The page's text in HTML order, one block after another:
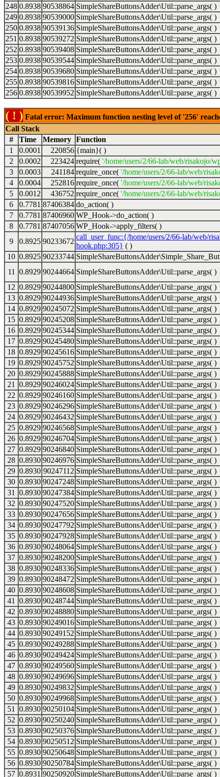
248 0.8938 90538864 SimpleShareButtonsAdder\Util::parse_args( )
249 0.8938 90539000 SimpleShareButtonsAdder\Util::parse_args( )
250 0.8938 90539136 SimpleShareButtonsAdder\Util::parse_args( )
251 0.8938 90539272 SimpleShareButtonsAdder\Util::parse_args( )
252 0.8938 90539408 SimpleShareButtonsAdder\Util::parse_args( )
253 0.8938 90539544 SimpleShareButtonsAdder\Util::parse_args( )
254 0.8938 90539680 SimpleShareButtonsAdder\Util::parse_args( )
255 0.8938 90539816 SimpleShareButtonsAdder\Util::parse_args( )
256 0.8938 90539952 SimpleShareButtonsAdder\Util::parse_args( )
( ! ) Fatal error: Maximum function nesting level of '256'
Call Stack
#
Time Memory Function
1
0.0001 220856 {main}( )
2
0.0002 223424 require( '/home/users/2/66-lab/web/risakojo/
3
0.0003 241184 require_once( '/home/users/2/66-lab/web/
4
0.0004 252816 require_once( '/home/users/2/66-lab/web/
5
0.0012 436752 require_once( '/home/users/2/66-lab/web/
6
0.7781 87406384 do_action( )
7
0.7781 87406960 WP_Hook->do_action( )
8
0.7781 87407056 WP_Hook->apply_filters( )
9
0.8925 90233672
call_user_func:{/home/users/2/66-lab/web/
hook.php:305} ( )
10 0.8925 90233744
11
0.8929 90244664 SimpleShareButtonsAdder\Util::parse_args( )
12 0.8929 90244800 SimpleShareButtonsAdder\Util::parse_args( )
13 0.8929 90244936 SimpleShareButtonsAdder\Util::parse_args( )
14 0.8929 90245072 SimpleShareButtonsAdder\Util::parse_args( )
15 0.8929 90245208 SimpleShareButtonsAdder\Util::parse_args( )
16 0.8929 90245344 SimpleShareButtonsAdder\Util::parse_args( )
17 0.8929 90245480 SimpleShareButtonsAdder\Util::parse_args( )
18 0.8929 90245616 SimpleShareButtonsAdder\Util::parse_args( )
19 0.8929 90245752 SimpleShareButtonsAdder\Util::parse_args( )
20 0.8929 90245888 SimpleShareButtonsAdder\Util::parse_args( )
21
0.8929 90246024 SimpleShareButtonsAdder\Util::parse_args( )
22 0.8929 90246160 SimpleShareButtonsAdder\Util::parse_args( )
23 0.8929 90246296 SimpleShareButtonsAdder\Util::parse_args( )
24 0.8929 90246432 SimpleShareButtonsAdder\Util::parse_args( )
25 0.8929 90246568 SimpleShareButtonsAdder\Util::parse_args( )
26 0.8929 90246704 SimpleShareButtonsAdder\Util::parse_args( )
27 0.8929 90246840 SimpleShareButtonsAdder\Util::parse_args( )
28 0.8930 90246976 SimpleShareButtonsAdder\Util::parse_args( )
29 0.8930 90247112 SimpleShareButtonsAdder\Util::parse_args( )
30 0.8930 90247248 SimpleShareButtonsAdder\Util::parse_args( )
31
0.8930 90247384 SimpleShareButtonsAdder\Util::parse_args( )
32 0.8930 90247520 SimpleShareButtonsAdder\Util::parse_args( )
33 0.8930 90247656 SimpleShareButtonsAdder\Util::parse_args( )
34 0.8930 90247792 SimpleShareButtonsAdder\Util::parse_args( )
35 0.8930 90247928 SimpleShareButtonsAdder\Util::parse_args( )
36 0.8930 90248064 SimpleShareButtonsAdder\Util::parse_args( )
37 0.8930 90248200 SimpleShareButtonsAdder\Util::parse_args( )
38 0.8930 90248336 SimpleShareButtonsAdder\Util::parse_args( )
39 0.8930 90248472 SimpleShareButtonsAdder\Util::parse_args( )
40 0.8930 90248608 SimpleShareButtonsAdder\Util::parse_args( )
41
0.8930 90248744 SimpleShareButtonsAdder\Util::parse_args( )
42 0.8930 90248880 SimpleShareButtonsAdder\Util::parse_args( )
43 0.8930 90249016 SimpleShareButtonsAdder\Util::parse_args( )
44 0.8930 90249152 SimpleShareButtonsAdder\Util::parse_args( )
45 0.8930 90249288 SimpleShareButtonsAdder\Util::parse_args( )
46 0.8930 90249424 SimpleShareButtonsAdder\Util::parse_args( )
47 0.8930 90249560 SimpleShareButtonsAdder\Util::parse_args( )
48 0.8930 90249696 SimpleShareButtonsAdder\Util::parse_args( )
49 0.8930 90249832 SimpleShareButtonsAdder\Util::parse_args( )
50 0.8930 90249968 SimpleShareButtonsAdder\Util::parse_args( )
51
0.8930 90250104 SimpleShareButtonsAdder\Util::parse_args( )
52 0.8930 90250240 SimpleShareButtonsAdder\Util::parse_args( )
53 0.8930 90250376 SimpleShareButtonsAdder\Util::parse_args( )
54 0.8930 90250512 SimpleShareButtonsAdder\Util::parse_args( )
55 0.8930 90250648 SimpleShareButtonsAdder\Util::parse_args( )
56 0.8930 90250784 SimpleShareButtonsAdder\Util::parse_args( )
57 0.8931 90250920 SimpleShareButtonsAdder\Util::parse_args( )